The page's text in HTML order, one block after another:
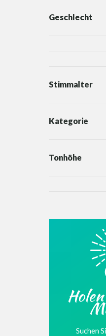
Geschlecht
Stimmalter
Kategorie
Tonhöhe
Suchen